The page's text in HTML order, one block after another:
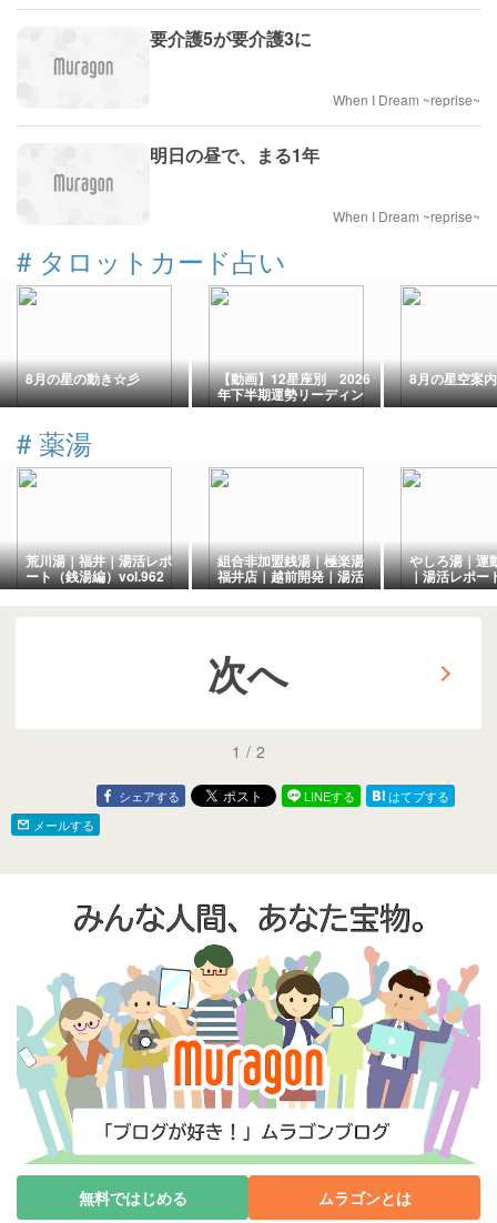
要介護5が要介護3に
When I Dream ~reprise~
明日の昼で、まる1年
When I Dream ~reprise~
# タロットカード占い
8月の星の動き☆彡 【動画】12星座別 2026
年下半期運勢リーディン
グ
8月の星空案
# 薬湯
荒川湯｜福井｜湯活レポ
ート（銭湯編）vol.962
組合非加盟銭湯｜極楽湯
福井店｜越前開発｜湯活
レポート（銭湯編）
vol.960
やしろ湯｜運
｜湯活レポー
編）vol.959
次へ
1 / 2
シェアする LINEする
はてブする
メールする
無料ではじめる ムラゴンとは